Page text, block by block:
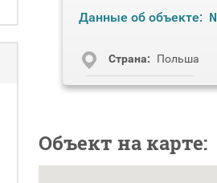
Данные об объекте:
Cтрана: Польша
Объект на карте: